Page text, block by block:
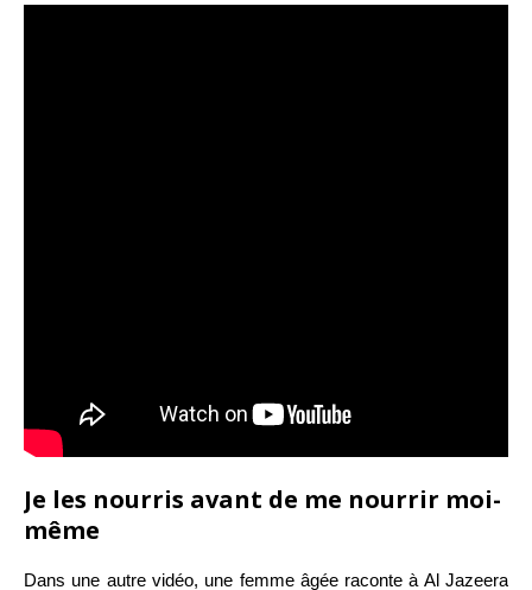
Je les nourris avant de me nourrir moi-
même
Dans une autre vidéo, une femme âgée raconte à Al Jazeera